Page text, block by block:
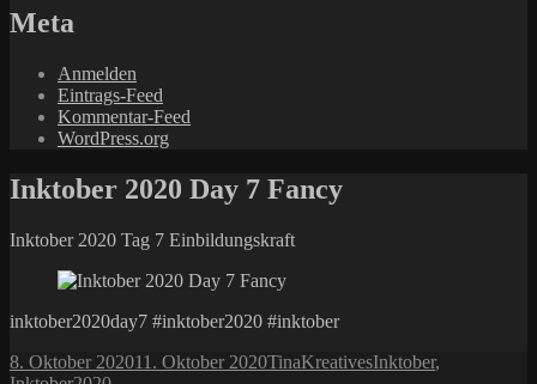
Meta
Anmelden
Eintrags-Feed
Kommentar-Feed
WordPress.org
Inktober 2020 Day 7 Fancy
Inktober 2020 Tag 7 Einbildungskraft
inktober2020day7 #inktober2020 #inktober
Veröffentlicht
8. Oktober 202011. Oktober 2020Autor
TinaKategorien
KreativesSchlagwörter
Inktober,